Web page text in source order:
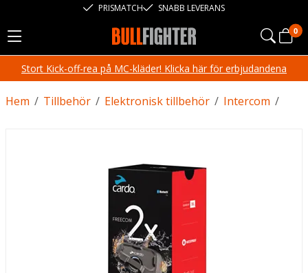
PRISMATCH SNABB LEVERANS
0
Stort Kick-off-rea på MC-kläder! Klicka här för erbjudandena
/
Hem /
Tillbehör /
Elektronisk tillbehör /
Intercom